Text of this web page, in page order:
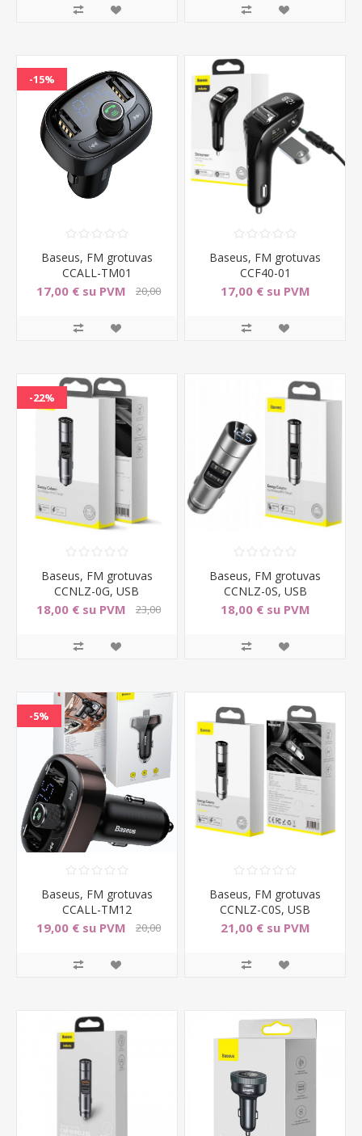
-15%
Baseus, FM grotuvas
CCALL-TM01
17,00 € su PVM
20,00
Baseus, FM grotuvas
CCF40-01
17,00 € su PVM
-22%
Baseus, FM grotuvas
CCNLZ-0G, USB
18,00 € su PVM
23,00
Baseus, FM grotuvas
CCNLZ-0S, USB
18,00 € su PVM
-5%
Baseus, FM grotuvas
CCALL-TM12
19,00 € su PVM
20,00
Baseus, FM grotuvas
CCNLZ-C0S, USB
21,00 € su PVM